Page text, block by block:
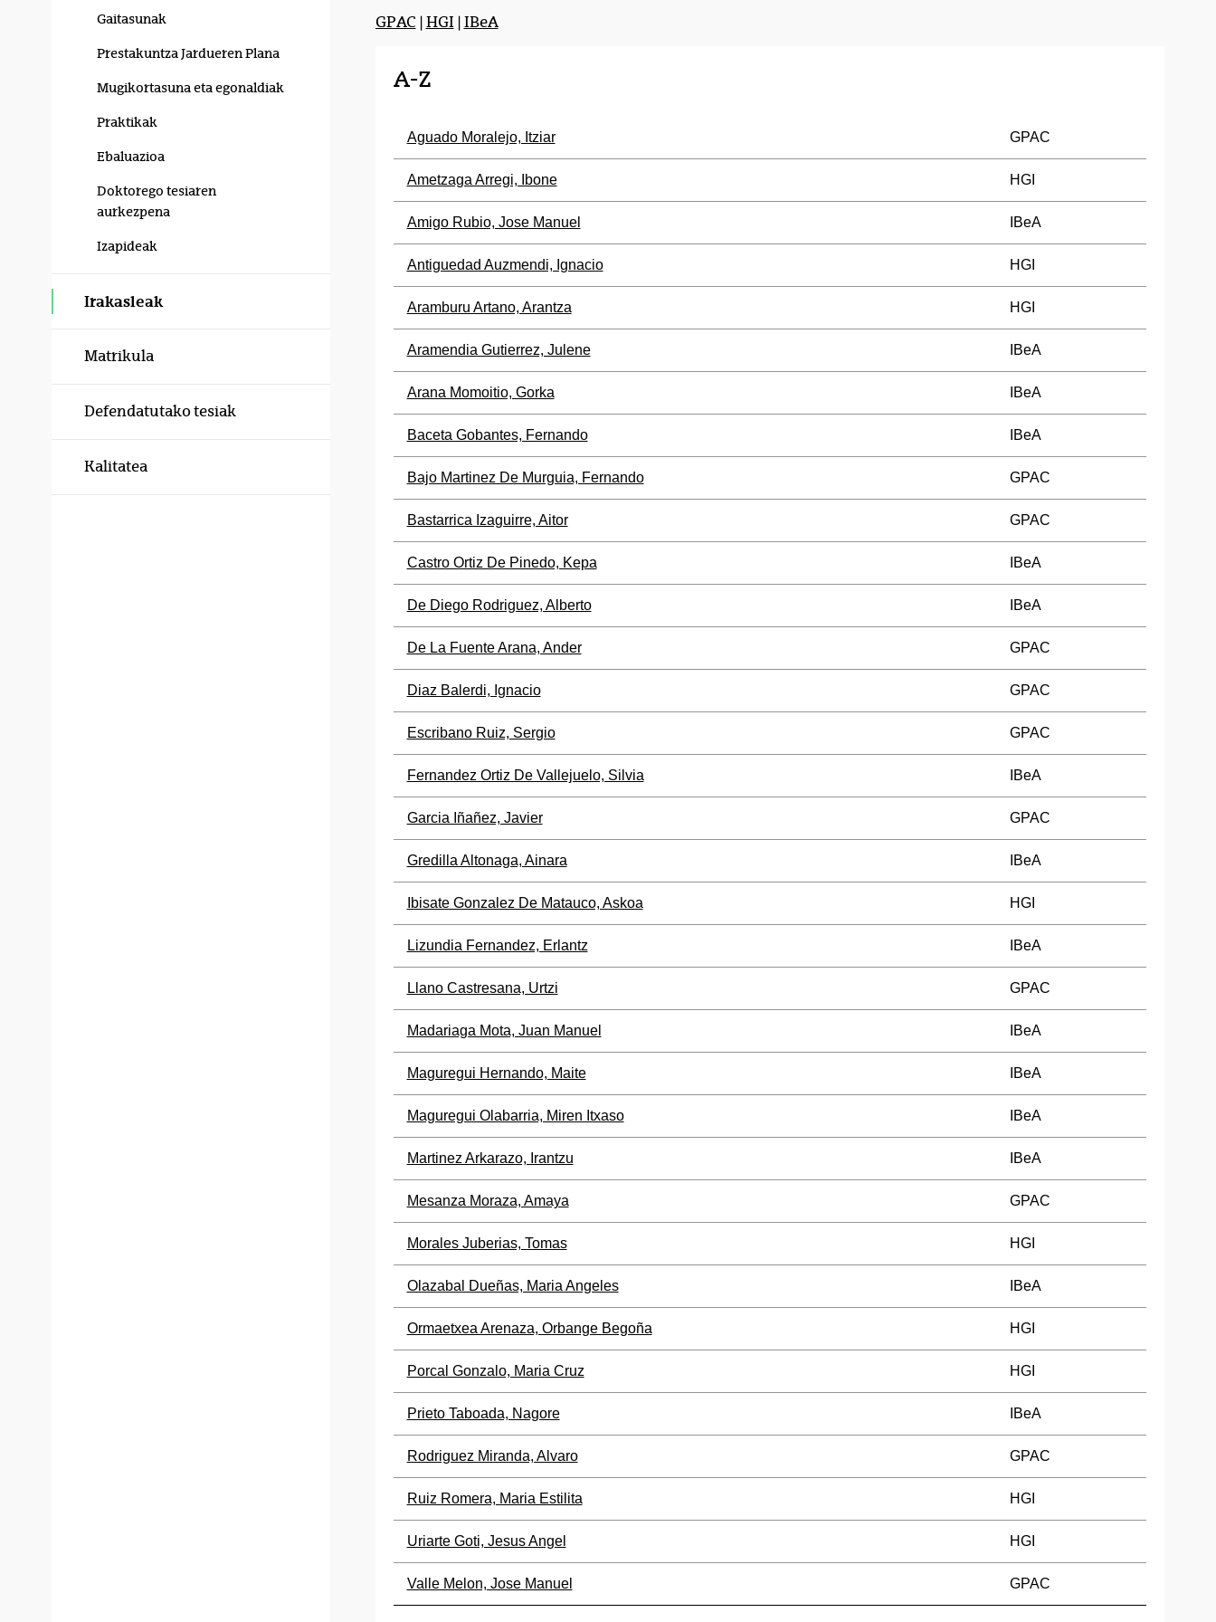
Gaitasunak
Prestakuntza Jardueren Plana
Mugikortasuna eta egonaldiak
Praktikak
Ebaluazioa
Doktorego tesiaren
aurkezpena
Izapideak
Irakasleak
Matrikula
Defendatutako tesiak
Kalitatea
GPAC | HGI | IBeA
A-Z
Aguado Moralejo, Itziar GPAC
Ametzaga Arregi, Ibone HGI
Amigo Rubio, Jose Manuel IBeA
Antiguedad Auzmendi, Ignacio HGI
Aramburu Artano, Arantza HGI
Aramendia Gutierrez, Julene IBeA
Arana Momoitio, Gorka IBeA
Baceta Gobantes, Fernando IBeA
Bajo Martinez De Murguia, Fernando GPAC
Bastarrica Izaguirre, Aitor GPAC
Castro Ortiz De Pinedo, Kepa IBeA
De Diego Rodriguez, Alberto IBeA
De La Fuente Arana, Ander GPAC
Diaz Balerdi, Ignacio GPAC
Escribano Ruiz, Sergio GPAC
Fernandez Ortiz De Vallejuelo, Silvia IBeA
Garcia Iñañez, Javier GPAC
Gredilla Altonaga, Ainara IBeA
Ibisate Gonzalez De Matauco, Askoa HGI
Lizundia Fernandez, Erlantz IBeA
Llano Castresana, Urtzi GPAC
Madariaga Mota, Juan Manuel IBeA
Maguregui Hernando, Maite IBeA
Maguregui Olabarria, Miren Itxaso IBeA
Martinez Arkarazo, Irantzu IBeA
Mesanza Moraza, Amaya GPAC
Morales Juberias, Tomas HGI
Olazabal Dueñas, Maria Angeles IBeA
Ormaetxea Arenaza, Orbange Begoña HGI
Porcal Gonzalo, Maria Cruz HGI
Prieto Taboada, Nagore IBeA
Rodriguez Miranda, Alvaro GPAC
Ruiz Romera, Maria Estilita HGI
Uriarte Goti, Jesus Angel HGI
Valle Melon, Jose Manuel GPAC